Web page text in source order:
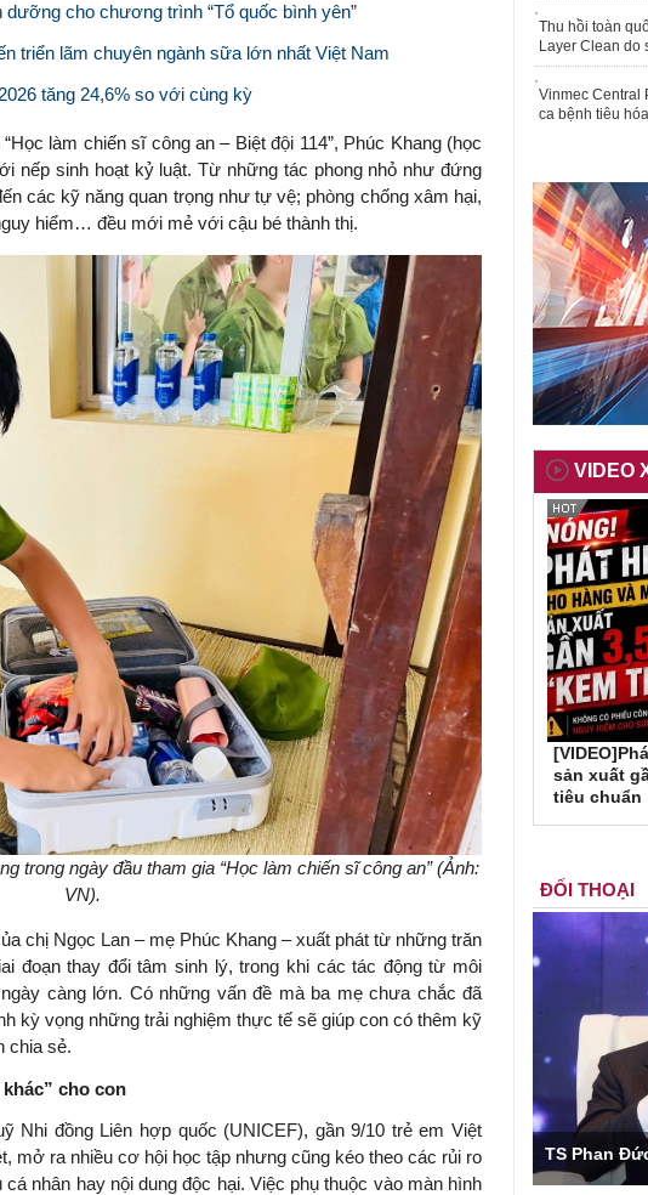
cho chương trình “Tổ quốc bình yên”
triển lãm chuyên ngành sữa lớn nhất Việt Nam
tăng 24,6% so với cùng kỳ
làm chiến sĩ công an – Biệt đội 114”, Phúc Khang (học
nếp sinh hoạt kỷ luật. Từ những tác phong nhỏ như đứng
các kỹ năng quan trọng như tự vệ; phòng chống xâm hại,
hiểm… đều mới mẻ với cậu bé thành thị.
trong ngày đầu tham gia “Học làm chiến sĩ công an” (Ảnh:
VN).
chị Ngọc Lan – mẹ Phúc Khang – xuất phát từ những trăn
đoạn thay đổi tâm sinh lý, trong khi các tác động từ môi
càng lớn. Có những vấn đề mà ba mẹ chưa chắc đã
kỳ vọng những trải nghiệm thực tế sẽ giúp con có thêm kỹ
chia sẻ.
cho con
Nhi đồng Liên hợp quốc (UNICEF), gần 9/10 trẻ em Việt
mở ra nhiều cơ hội học tập nhưng cũng kéo theo các rủi ro
nhân hay nội dung độc hại. Việc phụ thuộc vào màn hình
Thu hồi toàn
Layer Clean do
Vinmec Central
ca bệnh tiêu
VIDEO
sản xuất
tiêu chuẩn
ĐỐI THOẠI
Viện trưởng
TS Phan